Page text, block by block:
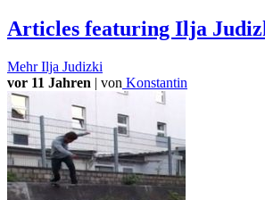
Articles featuring Ilja
MehrIlja Judizki
vor 11 Jahren | von Konstantin